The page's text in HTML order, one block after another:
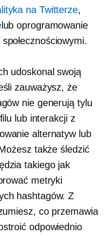
na Twitterze,
lub oprogramowanie
udoskonal swoją
zauważysz, że
nie generują tylu
lub interakcji z
alternatyw lub
także śledzić
takiego jak
metryki
hashtagów. Z
co przemawia
odpowiednio